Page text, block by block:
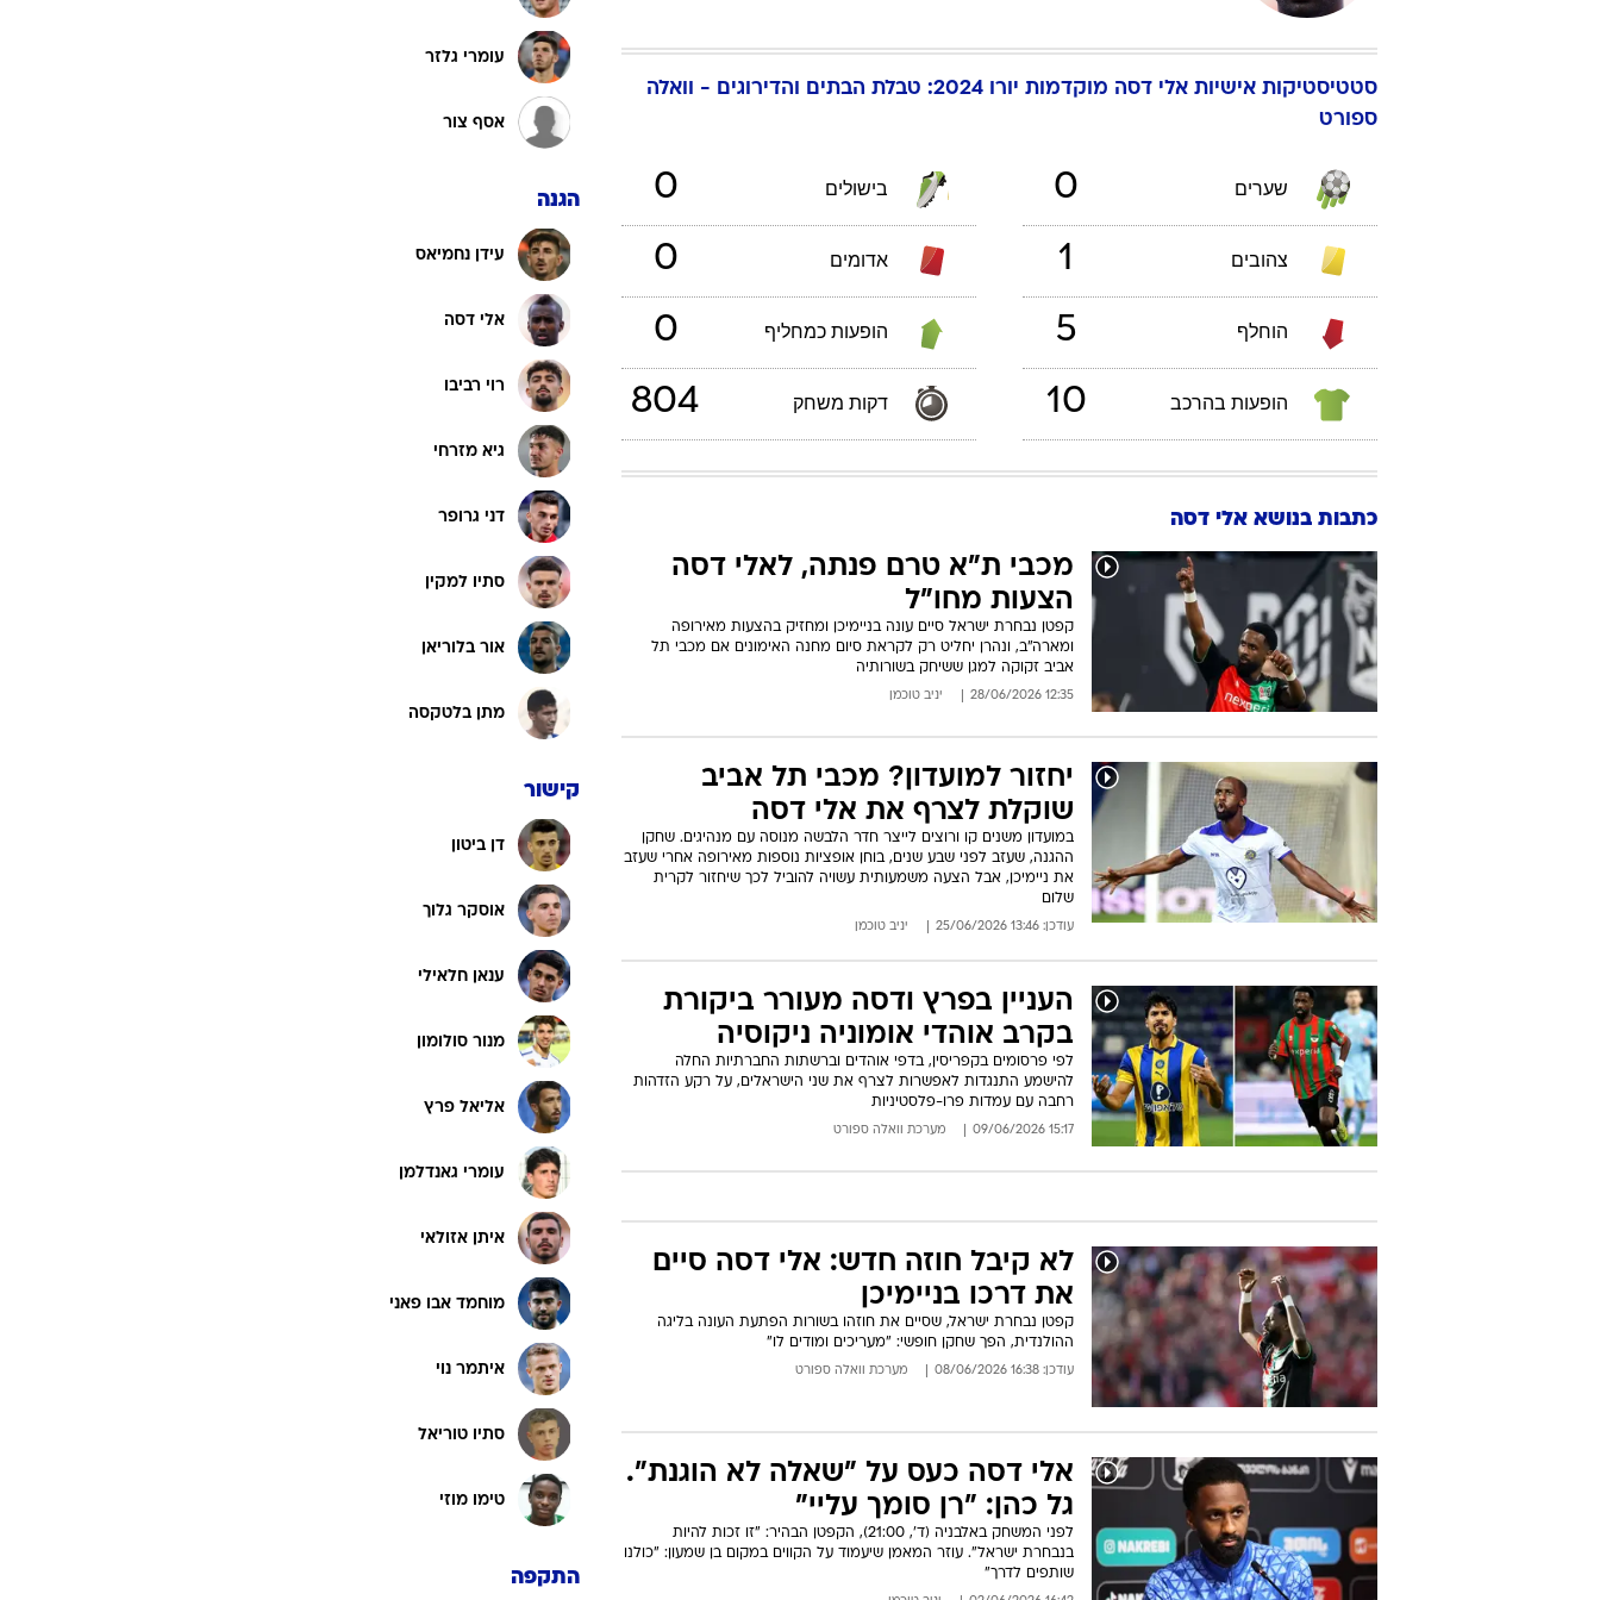
ענפים נוספים
לוח שידורים
החידה של ספורט1
ארכיון מדורים מחוץ לקווים
ספורט בחקירה
יורו 2012
גולף
תקצירים
סטטיסטיקות אישיות אלי דסה
מוקדמות יורו 2024: טבלת הבתים והדירוגים - וואלה
ספורט
שערים 0 בישולים 0
צהובים 1 אדומים 0
הוחלף 5 הופעות כמחליף 0
הופעות בהרכב 10 דקות משחק 804
כתבות בנושא אלי דסה
מכבי ת"א טרם פנתה, לאלי דסה
הצעות מחו"ל
קפטן נבחרת ישראל סיים עונה בניימיכן ומחזיק בהצעות מאירופה
ומארה"ב, ונהרן יחליט רק לקראת סיום מחנה האימונים אם מכבי תל
אביב זקוקה למגן ששיחק בשורותיה
12:35 28/06/2026 יניב טוכמן
יחזור למועדון? מכבי תל אביב
שוקלת לצרף את אלי דסה
במועדון משנים קו ורוצים לייצר חדר הלבשה מנוסה עם מנהיגים. שחקן
ההגנה, שעזב לפני שבע שנים, בוחן אופציות נוספות מאירופה אחרי שעזב
את ניימיכן, אבל הצעה משמעותית עשויה להוביל לכך שיחזור לקרית
שלום
עודכן: 13:46 25/06/2026 יניב טוכמן
העניין בפרץ ודסה מעורר ביקורת
בקרב אוהדי אומוניה ניקוסיה
לפי פרסומים בקפריסין, בדפי אוהדים וברשתות החברתיות החלה
להישמע התנגדות לאפשרות לצרף את שני הישראלים, על רקע הזדהות
רחבה עם עמדות פרו-פלסטיניות
15:17 09/06/2026 מערכת וואלה ספורט
לא קיבל חוזה חדש: אלי דסה סיים
את דרכו בניימיכן
קפטן נבחרת ישראל, שסיים את חוזהו בשורות הפתעת העונה בליגה
ההולנדית, הפך שחקן חופשי: "מעריכים ומודים לו"
עודכן: 16:38 08/06/2026 מערכת וואלה ספורט
אלי דסה כעס על "שאלה לא הוגנת".
גל כהן: "רן סומך עליי"
לפני המשחק באלבניה (ד', 21:00), הקפטן הבהיר: "זו זכות להיות
בנבחרת ישראל". עוזר המאמן שיעמוד על הקווים במקום בן שמעון: "כולנו
שותפים לדרך"
עומרי גלזר
אסף צור
הגנה
עידן נחמיאס
אלי דסה
רוי רביבו
גיא מזרחי
דני גרופר
סתיו למקין
אור בלוריאן
מתן בלטקסה
קישור
דן ביטון
אוסקר גלוך
ענאן חלאילי
מנור סולומון
אליאל פרץ
עומרי גאנדלמן
איתן אזולאי
מוחמד אבו פאני
איתמר נוי
סתיו טוריאל
טימו מוזי
התקפה